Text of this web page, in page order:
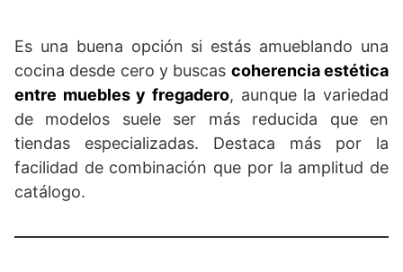
Es una buena opción si estás amueblando una
cocina desde cero y buscas coherencia estética
entre muebles y fregadero, aunque la variedad
de modelos suele ser más reducida que en
tiendas especializadas. Destaca más por la
facilidad de combinación que por la amplitud de
catálogo.